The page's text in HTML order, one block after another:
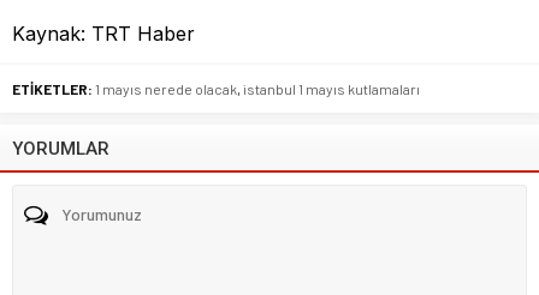
Kaynak: TRT Haber
ETİKETLER: 1 mayıs nerede olacak istanbul 1 mayıs kutlamaları
YORUMLAR